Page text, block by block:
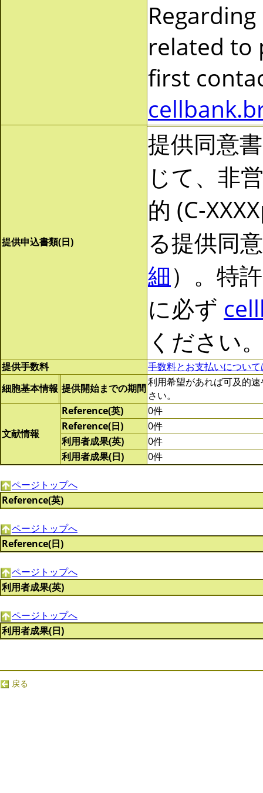
related to
first
提供申込書類(日)
提供同意
じて、非
的 (C-
る提供同
細）。特
に必ず
ください
提供手数料
手数料とお支払いについ
細胞基本情報 提供開始までの期間利用希望があれば可及的
さい。
文献情報
Reference(英)
0件
Reference(日)
0件
利用者成果(英)
0件
利用者成果(日)
0件
ページトップへ
Reference(英)
ページトップへ
Reference(日)
ページトップへ
利用者成果(英)
ページトップへ
利用者成果(日)
戻る